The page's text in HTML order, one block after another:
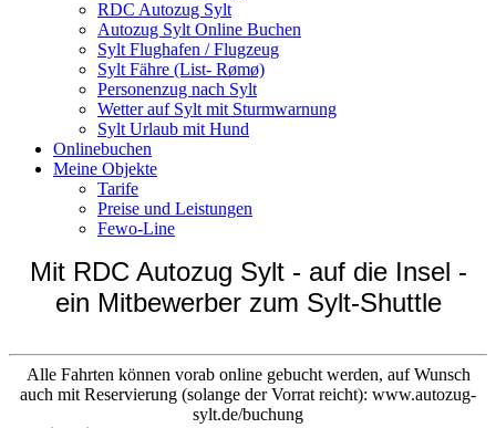
RDC Autozug Sylt
Autozug Sylt Online Buchen
Sylt Flughafen / Flugzeug
Sylt Fähre (List- Rømø)
Personenzug nach Sylt
Wetter auf Sylt mit Sturmwarnung
Sylt Urlaub mit Hund
Onlinebuchen
Meine Objekte
Tarife
Preise und Leistungen
Fewo-Line
Mit RDC Autozug Sylt - auf die Insel -
ein Mitbewerber zum Sylt-Shuttle
Alle Fahrten können vorab online gebucht werden, auf Wunsch
auch mit Reservierung (solange der Vorrat reicht): www.autozug-
sylt.de/buchung